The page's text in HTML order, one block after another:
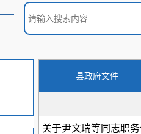
县政府文件
关于尹文瑞等同志职